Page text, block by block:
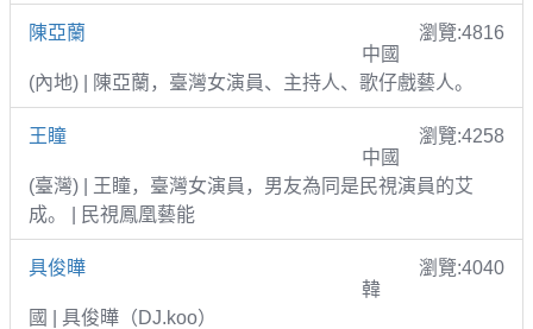
陳亞蘭
瀏覽:4816
中國
(內地) | 陳亞蘭，臺灣女演員、主持人、歌仔戲藝人。
王瞳
瀏覽:4258
中國
(臺灣) | 王瞳，臺灣女演員，男友為同是民視演員的艾
成。 | 民視鳳凰藝能
具俊曄
瀏覽:4040
韓
國 | 具俊曄（DJ.koo）